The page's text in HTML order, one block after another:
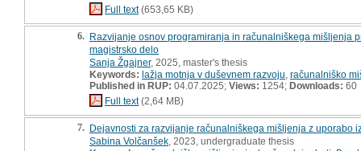
Full text(653,65 KB)
6. Razvijanje osnov programiranja in računalniškega mišljenja
magistrsko delo
Sanja Žgajner, 2025, master's thesis
Keywords: lažja motnja v duševnem razvoju računalniško
Published in RUP: 04.07.2025; Views: 1254; Downloads: 60
Full text(2,64 MB)
7. Dejavnosti za razvijanje računalniškega mišljenja z uporabo
Sabina Volčanšek , 2023, undergraduate thesis